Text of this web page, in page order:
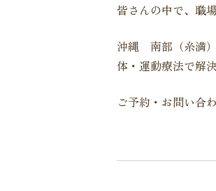
皆さんの中で、職
沖縄 南部（糸満）
体・運動療法で解
ご予約・お問い合